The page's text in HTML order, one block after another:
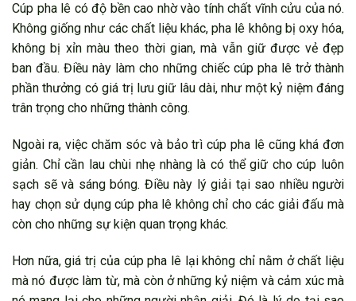
Cúp pha lê có độ bền cao nhờ vào tính chất vĩnh cửu của nó.
Không giống như các chất liệu khác, pha lê không bị oxy hóa,
không bị xỉn màu theo thời gian, mà vẫn giữ được vẻ đẹp
ban đầu. Điều này làm cho những chiếc cúp pha lê trở thành
phần thưởng có giá trị lưu giữ lâu dài, như một kỷ niệm đáng
trân trọng cho những thành công.
Ngoài ra, việc chăm sóc và bảo trì cúp pha lê cũng khá đơn
giản. Chỉ cần lau chùi nhẹ nhàng là có thể giữ cho cúp luôn
sạch sẽ và sáng bóng. Điều này lý giải tại sao nhiều người
hay chọn sử dụng cúp pha lê không chỉ cho các giải đấu mà
còn cho những sự kiện quan trọng khác.
Hơn nữa, giá trị của cúp pha lê lại không chỉ nằm ở chất liệu
mà nó được làm từ, mà còn ở những kỷ niệm và cảm xúc mà